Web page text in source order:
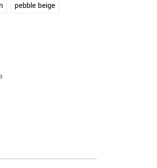
pebble beige